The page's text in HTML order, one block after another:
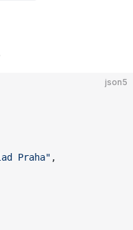
json5
Praha" ,